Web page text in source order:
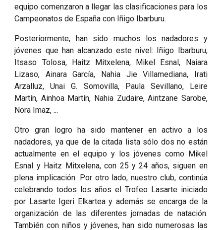
equipo comenzaron a llegar las clasificaciones para los
Campeonatos de España con Iñigo Ibarburu.
Posteriormente, han sido muchos los nadadores y
jóvenes que han alcanzado este nivel: Iñigo Ibarburu,
Itsaso Tolosa, Haitz Mitxelena, Mikel Esnal, Naiara
Lizaso, Ainara García, Nahia Jie Villamediana, Irati
Arzalluz, Unai G. Somovilla, Paula Sevillano, Leire
Martín, Ainhoa Martín, Nahia Zudaire, Aintzane Sarobe,
Nora Imaz, ...
Otro gran logro ha sido mantener en activo a los
nadadores, ya que de la citada lista sólo dos no están
actualmente en el equipo y los jóvenes como Mikel
Esnal y Haitz Mitxelena, con 25 y 24 años, siguen en
plena implicación. Por otro lado, nuestro club, continúa
celebrando todos los años el Trofeo Lasarte iniciado
por Lasarte Igeri Elkartea y además se encarga de la
organización de las diferentes jornadas de natación.
También con niños y jóvenes, han sido numerosas las